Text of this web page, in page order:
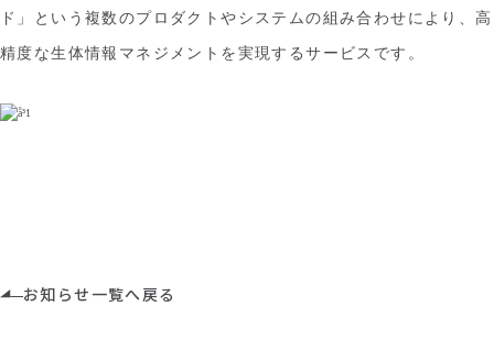
ド」という複数のプロダクトやシステムの組み合わせにより、高
精度な生体情報マネジメントを実現するサービスです。
お知らせ一覧へ戻る